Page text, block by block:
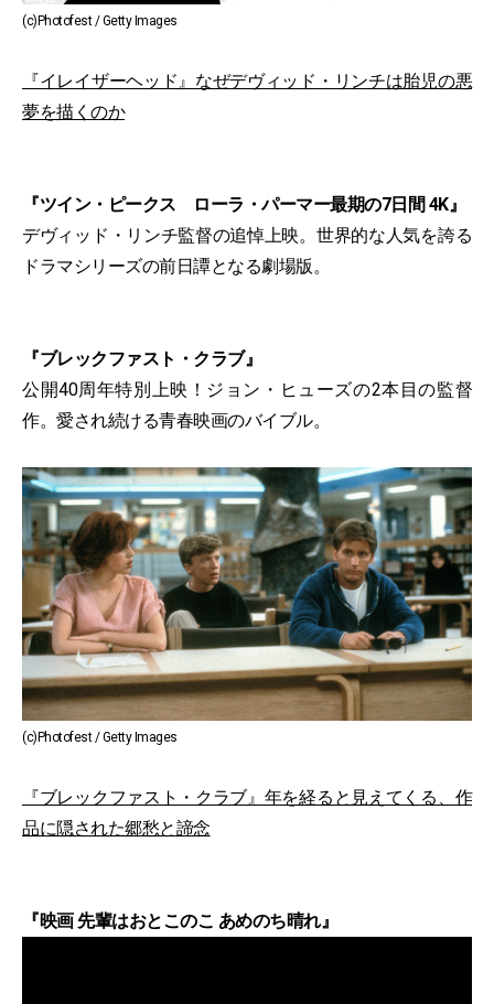
(c)Photofest / Getty Images
『イレイザーヘッド』なぜデヴィッド・リンチは胎児の悪
夢を描くのか
『ツイン・ピークス ローラ・パーマー最期の7日間 4K』
デヴィッド・リンチ監督の追悼上映。世界的な人気を誇る
ドラマシリーズの前日譚となる劇場版。
『ブレックファスト・クラブ』
公開40周年特別上映！ジョン・ヒューズの2本目の監督
作。愛され続ける青春映画のバイブル。
(c)Photofest / Getty Images
『ブレックファスト・クラブ』年を経ると見えてくる、作
品に隠された郷愁と諦念
『映画 先輩はおとこのこ あめのち晴れ』